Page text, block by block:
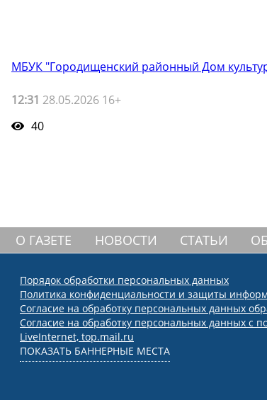
МБУК "Городищенский районный Дом
12:31 28.05.2026 16+
40
О ГАЗЕТЕ НОВОСТИ СТАТЬИ
Порядок обработки персональных данных
Политика конфиденциальности и защиты
Согласие на обработку персональных данных
Согласие на обработку персональных данных с
LiveInternet, top.mail.ru
ПОКАЗАТЬ БАННЕРНЫЕ МЕСТА